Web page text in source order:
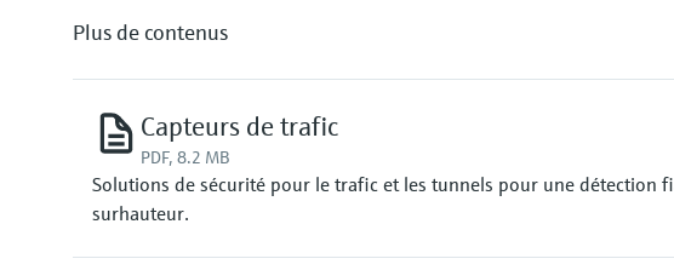
Plus de contenus
Capteurs de trafic
PDF, 8.2 MB
Solutions de sécurité pour le trafic et les tunnels pour une détection
surhauteur.